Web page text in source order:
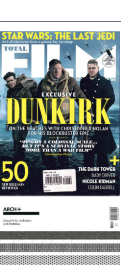
TOTAL FILM #260 – SUMMER
2017
ARCH+ Nr. 226, Herbst 2016